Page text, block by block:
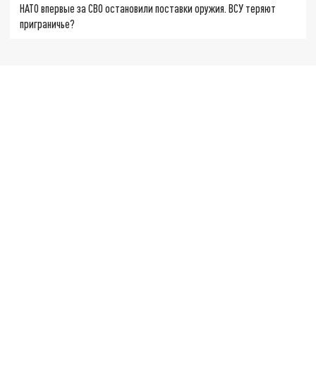
НАТО впервые за СВО остановили поставки оружия. ВСУ теряют
приграничье?